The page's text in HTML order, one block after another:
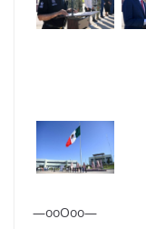
—ooOoo—